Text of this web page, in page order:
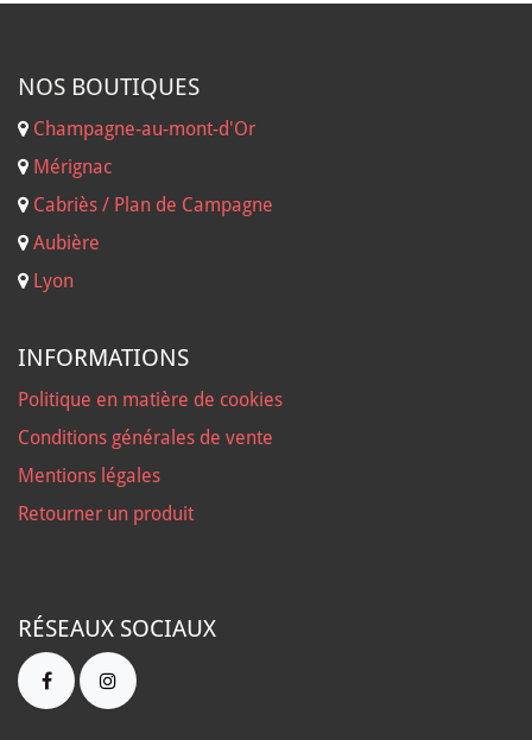
NOS BOUTIQUES
Champagne-au-mont-d'Or
Mérignac
Cabriès / Plan de Campagne
Aubière
Lyon
INFORMATIONS
Politique en matière de cookies
Conditions générales de vente
Mentions légales
Retourner un produit
RÉSEAUX SOCIAUX